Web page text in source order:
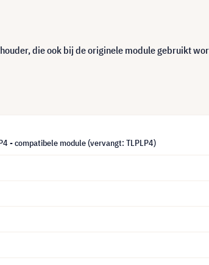
die ook bij de originele module gebruikt
- compatibele module (vervangt: TLPLP4)